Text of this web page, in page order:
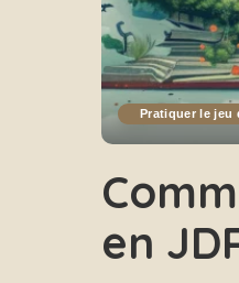
Pratiquer le jeu
en